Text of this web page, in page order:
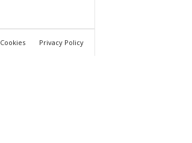
Cookies Privacy Policy